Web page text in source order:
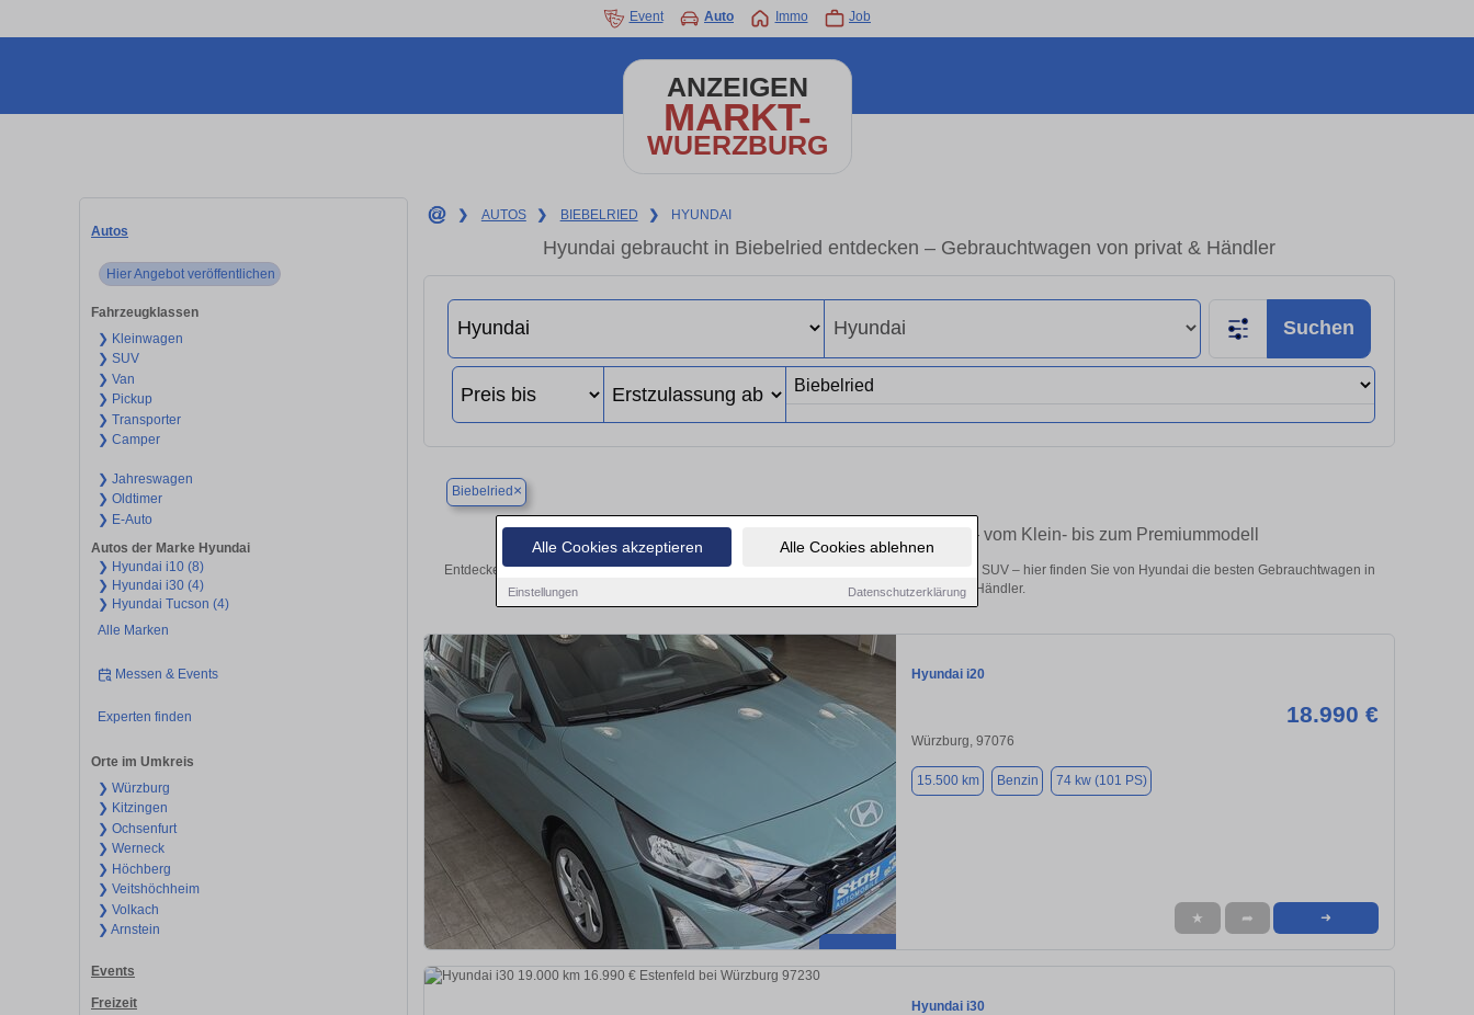
Alle Cookies akzeptieren Alle Cookies ablehnen
Einstellungen Datenschutzerklärung
Event Auto Immo Job
ANZEIGEN
MARKT-
WUERZBURG
Autos
Hier Angebot veröffentlichen
Fahrzeugklassen
❯ Kleinwagen
❯ SUV
❯ Van
❯ Pickup
❯ Transporter
❯ Camper
❯ Jahreswagen
❯ Oldtimer
❯ E-Auto
Autos der Marke Hyundai
❯ Hyundai i10 (8)
❯ Hyundai i30 (4)
❯ Hyundai Tucson (4)
Alle Marken
Messen & Events
Experten finden
Orte im Umkreis
❯ Würzburg
❯ Kitzingen
❯ Ochsenfurt
❯ Werneck
❯ Höchberg
❯ Veitshöchheim
❯ Volkach
❯ Arnstein
Events
Freizeit
❯ AUTOS ❯ BIEBELRIED ❯ HYUNDAI
Hyundai gebraucht in Biebelried entdecken – Gebrauchtwagen von privat & Händler
Suchen
Biebelried ×
Finden Sie in Biebelried Ihren gebrauchten Hyundai – vom Klein- bis zum Premiummodell
Entdecken Sie in Biebelried gebrauchte Hyundai Fahrzeuge. Von Kleinwagen bis hin zum SUV – hier finden Sie von Hyundai die besten Gebrauchtwagen in
Biebelried von privat und vom Händler.
Hyundai i20
18.990 €
Würzburg, 97076
15.500 km Benzin 74 kw (101 PS)
★ ➦ ➜
Hyundai i30